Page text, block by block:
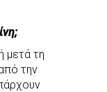
μετά τη
την